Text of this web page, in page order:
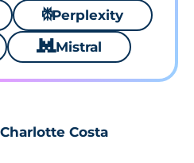
⚙Perplexity
🐱 Mistral
Charlotte Costa